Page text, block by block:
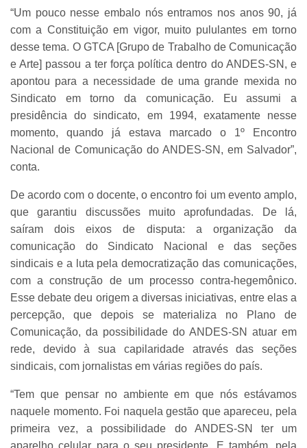
“Um pouco nesse embalo nós entramos nos anos 90, já
com a Constituição em vigor, muito pululantes em torno
desse tema. O GTCA [Grupo de Trabalho de Comunicação
e Arte] passou a ter força política dentro do ANDES-SN, e
apontou para a necessidade de uma grande mexida no
Sindicato em torno da comunicação. Eu assumi a
presidência do sindicato, em 1994, exatamente nesse
momento, quando já estava marcado o 1º Encontro
Nacional de Comunicação do ANDES-SN, em Salvador”,
conta.
De acordo com o docente, o encontro foi um evento amplo,
que garantiu discussões muito aprofundadas. De lá,
saíram dois eixos de disputa: a organização da
comunicação do Sindicato Nacional e das seções
sindicais e a luta pela democratização das comunicações,
com a construção de um processo contra-hegemônico.
Esse debate deu origem a diversas iniciativas, entre elas a
percepção, que depois se materializa no Plano de
Comunicação, da possibilidade do ANDES-SN atuar em
rede, devido à sua capilaridade através das seções
sindicais, com jornalistas em várias regiões do país.
“Tem que pensar no ambiente em que nós estávamos
naquele momento. Foi naquela gestão que apareceu, pela
primeira vez, a possibilidade do ANDES-SN ter um
aparelho celular para o seu presidente. E também, pela